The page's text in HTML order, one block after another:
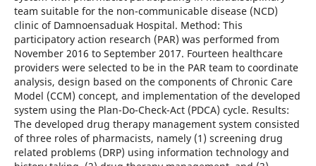
team suitable for the non-communicable disease (NCD)
clinic of Damnoensaduak Hospital. Method: This
participatory action research (PAR) was performed from
November 2016 to September 2017. Fourteen healthcare
providers were selected to be in the PAR team to coordinate
analysis, design based on the components of Chronic Care
Model (CCM) concept, and implementation of the developed
system using the Plan-Do-Check-Act (PDCA) cycle. Results:
The developed drug therapy management system consisted
of three roles of pharmacists, namely (1) screening drug
related problems (DRP) using information technology and